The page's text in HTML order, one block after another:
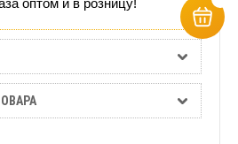
оптом и в розницу!